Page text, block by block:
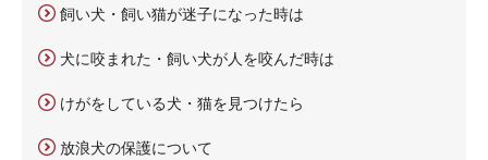
飼い犬・飼い猫が迷子になった時は
犬に咬まれた・飼い犬が人を咬んだ時は
けがをしている犬・猫を見つけたら
放浪犬の保護について